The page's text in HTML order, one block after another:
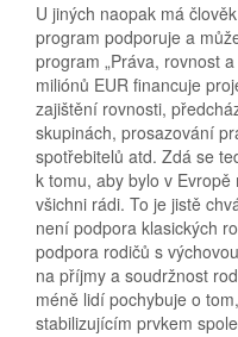
U jiných naopak má
program podporuje a
program „Práva, rovnost
miliónů EUR financuje
zajištění rovnosti,
skupinách, prosazování
spotřebitelů atd. Zdá se
k tomu, aby bylo v
všichni rádi. To je jistě
není podpora klasických
podpora rodičů s
na příjmy a soudržnost
méně lidí pochybuje o
stabilizujícím prvkem